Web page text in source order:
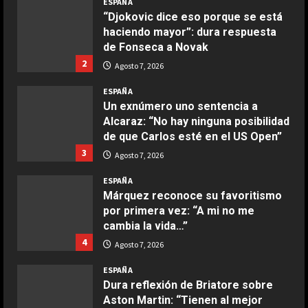
2
“Djokovic dice eso porque se está
haciendo mayor”: dura respuesta
de Fonseca a Novak
Agosto 7, 2026
3
ESPAÑA
Un exnúmero uno sentencia a
Alcaraz: “No hay ninguna posibilidad
de que Carlos esté en el US Open”
Agosto 7, 2026
4
ESPAÑA
Márquez reconoce su favoritismo
por primera vez: “A mi no me
cambia la vida…”
Agosto 7, 2026
ESPAÑA
Dura reflexión de Briatore sobre
Aston Martin: “Tienen al mejor
Ensalada de espinacas deliciosa
Maggio 28, 2026
COCINA
Boquerones fritos en freidora de
aire
Aprile 24, 2026
Buñuelos de alcachofas
Aprile 5, 2026
Ternera guisada con senderuelas